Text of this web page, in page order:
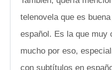
telenovela que es
español. Es la que muy
mucho por eso,
con subtítulos en